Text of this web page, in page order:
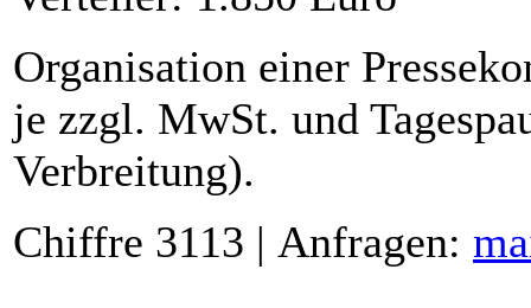
Organisation einer
je zzgl. MwSt. und
Verbreitung).
Chiffre 3113 | Anfragen: